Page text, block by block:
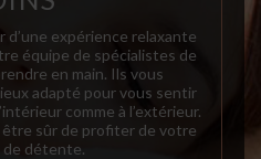
expérience relaxante
équipe de spécialistes de
en main. Ils vous
adapté pour vous sentir
comme à l’extérieur.
être sûr de profiter de votre
de détente.